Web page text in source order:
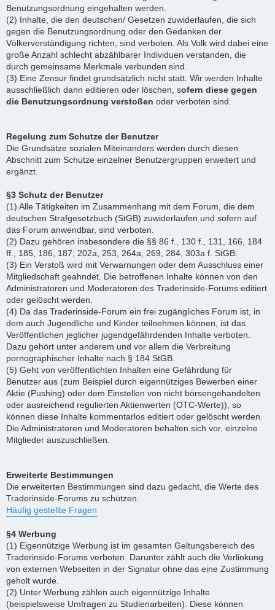
Benutzungsordnung eingehalten werden.
(2) Inhalte, die den deutschen/ Gesetzen zuwiderlaufen, die sich
gegen die Benutzungsordnung oder den Gedanken der
Völkerverständigung richten, sind verboten. Als Volk wird dabei eine
große Anzahl schlecht abzählbarer Individuen verstanden, die
durch gemeinsame Merkmale verbunden sind.
(3) Eine Zensur findet grundsätzlich nicht statt. Wir werden Inhalte
ausschließlich dann editieren oder löschen, sofern diese gegen
die Benutzungsordnung verstoßen oder verboten sind.
Regelung zum Schutze der Benutzer
Die Grundsätze sozialen Miteinanders werden durch diesen
Abschnitt zum Schutze einzelner Benutzergruppen erweitert und
ergänzt.
§3 Schutz der Benutzer
(1) Alle Tätigkeiten im Zusammenhang mit dem Forum, die dem
deutschen Strafgesetzbuch (StGB) zuwiderlaufen und sofern auf
das Forum anwendbar, sind verboten.
(2) Dazu gehören insbesondere die §§ 86 f., 130 f., 131, 166, 184
ff., 185, 186, 187, 202a, 253, 264a, 269, 284, 303a f. StGB.
(3) Ein Verstoß wird mit Verwarnungen oder dem Ausschluss einer
Mitgliedschaft geahndet. Die betroffenen Inhalte können von den
Administratoren und Moderatoren des Traderinside-Forums editiert
oder gelöscht werden.
(4) Da das Traderinside-Forum ein frei zugängliches Forum ist, in
dem auch Jugendliche und Kinder teilnehmen können, ist das
Veröffentlichen jeglicher jugendgefährdenden Inhalte verboten.
Dazu gehört unter anderem und vor allem die Verbreitung
pornographischer Inhalte nach § 184 StGB.
(5) Geht von veröffentlichten Inhalten eine Gefährdung für
Benutzer aus (zum Beispiel durch eigennütziges Bewerben einer
Aktie (Pushing) oder dem Einstellen von nicht börsengehandelten
oder ausreichend regulierten Aktienwerten (OTC-Werte)), so
können diese Inhalte kommentarlos editiert oder gelöscht werden.
Die Administratoren und Moderatoren behalten sich vor, einzelne
Mitglieder auszuschließen.
Erweiterte Bestimmungen
Die erweiterten Bestimmungen sind dazu gedacht, die Werte des
Traderinside-Forums zu schützen.
Häufig gestellte Fragen
§4 Werbung
(1) Eigennützige Werbung ist im gesamten Geltungsbereich des
Traderinside-Forums verboten. Darunter zählt auch die Verlinkung
von externen Webseiten in der Signatur ohne das eine Zustimmung
geholt wurde.
(2) Unter Werbung zählen auch eigennützige Inhalte
(beispielsweise Umfragen zu Studienarbeiten). Diese können